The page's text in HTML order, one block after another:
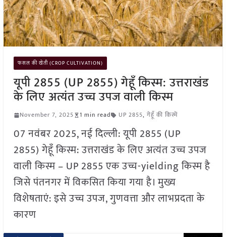
फसल की खेती (CROP CULTIVATION)
यूपी 2855 (UP 2855) गेहूँ किस्म: उत्तराखंड
के लिए अत्यंत उच्च उपज वाली किस्म
November 7, 2025 1 min read UP 2855, गेहूँ की किस्में
07 नवंबर 2025, नई दिल्ली: यूपी 2855 (UP
2855) गेहूँ किस्म: उत्तराखंड के लिए अत्यंत उच्च उपज
वाली किस्म – UP 2855 एक उच्च-yielding किस्म है
जिसे पंतनगर में विकसित किया गया है। मुख्य
विशेषताएं: इसे उच्च उपज, गुणवत्ता और लाभप्रदता के
कारण